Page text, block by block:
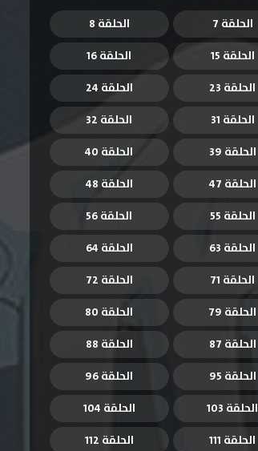
الحلقة 7
الحلقة 8
الحلقة 15
الحلقة 16
الحلقة 23
الحلقة 24
الحلقة 31
الحلقة 32
الحلقة 39
الحلقة 40
الحلقة 47
الحلقة 48
الحلقة 55
الحلقة 56
الحلقة 63
الحلقة 64
الحلقة 71
الحلقة 72
الحلقة 79
الحلقة 80
الحلقة 87
الحلقة 88
الحلقة 95
الحلقة 96
الحلقة 103
الحلقة 104
الحلقة 111
الحلقة 112